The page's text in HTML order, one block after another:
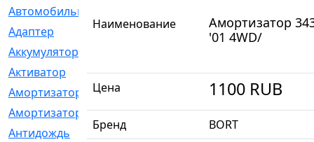
Автомобильный
Адаптер
[3]
Аккумулятор
Активатор
[1]
Амортизатор
Амортизаторы
[21]
Антидождь
Наименование
Амортизатор
'01 4WD/
Цена 1100 RUB
Бренд
BORT